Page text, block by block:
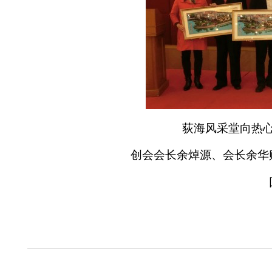
荻海风采堂向热
创会会长余焯源、会长余